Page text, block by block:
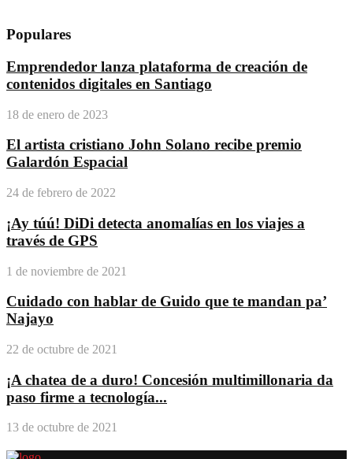
Populares
Emprendedor lanza plataforma de creación de
contenidos digitales en Santiago
18 de enero de 2023
El artista cristiano John Solano recibe premio
Galardón Espacial
24 de febrero de 2022
¡Ay túú! DiDi detecta anomalías en los viajes a
través de GPS
1 de noviembre de 2021
Cuidado con hablar de Guido que te mandan pa’
Najayo
22 de octubre de 2021
¡A chatea de a duro! Concesión multimillonaria da
paso firme a tecnología...
13 de octubre de 2021